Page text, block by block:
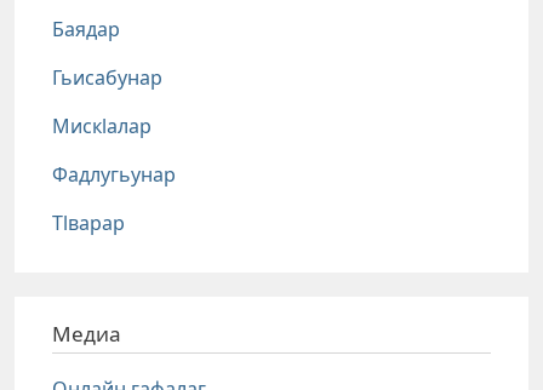
Баядар
Гьисабунар
Мискlалар
Фадлугьунар
Тlварар
Медиа